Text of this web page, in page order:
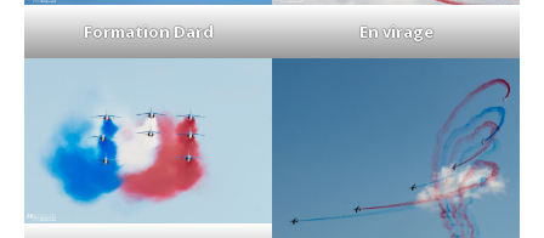
Formation Dard En virage